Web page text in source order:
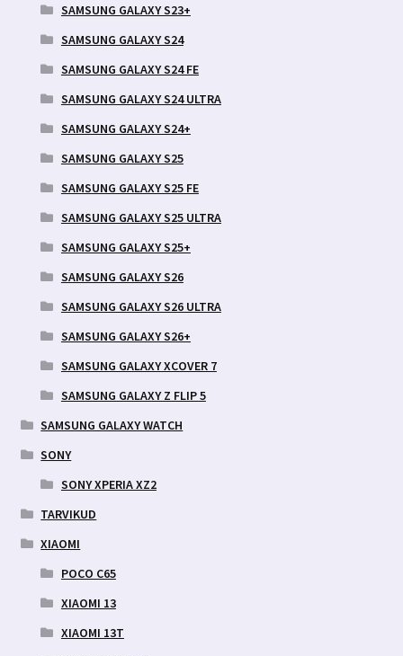
SAMSUNG GALAXY S23+
SAMSUNG GALAXY S24
SAMSUNG GALAXY S24 FE
SAMSUNG GALAXY S24 ULTRA
SAMSUNG GALAXY S24+
SAMSUNG GALAXY S25
SAMSUNG GALAXY S25 FE
SAMSUNG GALAXY S25 ULTRA
SAMSUNG GALAXY S25+
SAMSUNG GALAXY S26
SAMSUNG GALAXY S26 ULTRA
SAMSUNG GALAXY S26+
SAMSUNG GALAXY XCOVER 7
SAMSUNG GALAXY Z FLIP 5
SAMSUNG GALAXY WATCH
SONY
SONY XPERIA XZ2
TARVIKUD
XIAOMI
POCO C65
XIAOMI 13
XIAOMI 13T